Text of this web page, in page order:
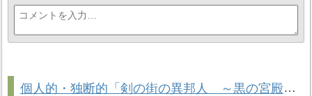
個人的・独断的「剣の街の異邦人 ～黒の宮殿～ 」の感想